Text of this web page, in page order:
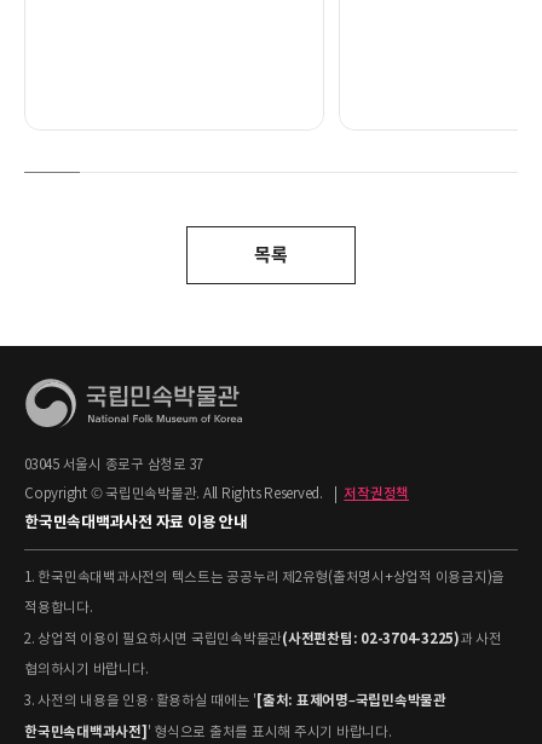
목록
03045 서울시 종로구 삼청로 37
Copyright © 국립민속박물관. All Rights Reserved.
저작권정책
한국민속대백과사전 자료 이용 안내
1. 한국민속대백과사전의 텍스트는 공공누리 제2유형(출처명시+상업적 이용금지)을
적용합니다.
2. 상업적 이용이 필요하시면 국립민속박물관(사전편찬팀: 02-3704-3225)과 사전
협의하시기 바랍니다.
3. 사전의 내용을 인용·활용하실 때에는 ' [출처: 표제어명–국립민속박물관
한국민속대백과사전] ' 형식으로 출처를 표시해 주시기 바랍니다.